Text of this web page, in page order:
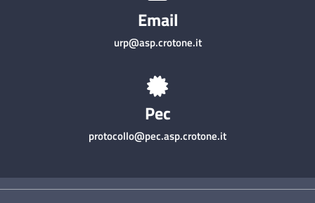
Email
urp@asp.crotone.it
Pec
protocollo@pec.asp.crotone.it